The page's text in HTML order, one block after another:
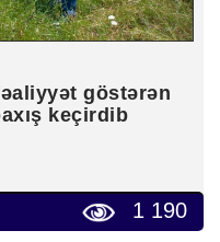
göstərən
keçirdib
1 190